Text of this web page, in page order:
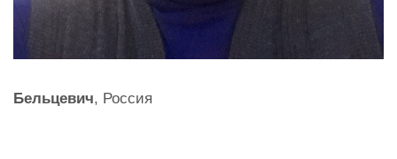
Бельцевич, Россия